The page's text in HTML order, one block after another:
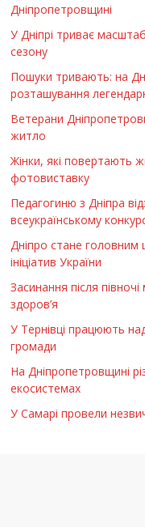
Дніпропетровщині
У Дніпрі триває
сезону
Пошуки тривають: на
розташування
Ветерани
житло
Жінки, які повертають
фотовиставку
Педагогиню з Дніпра
всеукраїнському
Дніпро стане головним
ініціатив України
Засинання після
здоров’я
У Тернівці працюють
громади
На Дніпропетровщині
екосистемах
У Самарі провели